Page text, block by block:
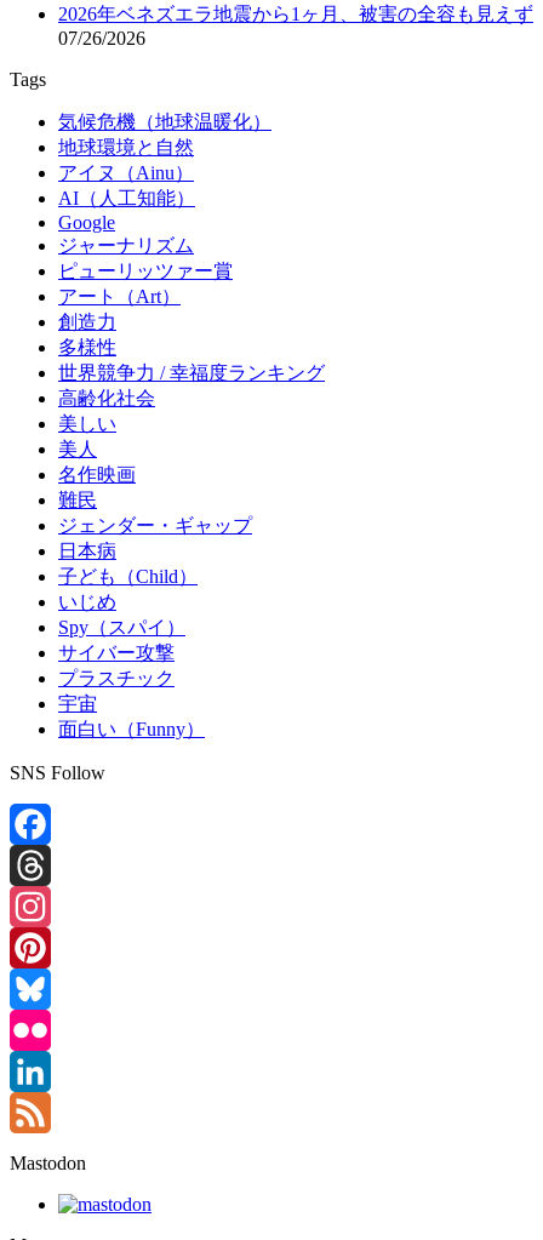
2026年ベネズエラ地震から1ヶ月、被害の全容も見えず
07/26/2026
Tags
気候危機（地球温暖化）
地球環境と自然
アイヌ（Ainu）
AI（人工知能）
Google
ジャーナリズム
ピューリッツァー賞
アート（Art）
創造力
多様性
世界競争力 / 幸福度ランキング
高齢化社会
美しい
美人
名作映画
難民
ジェンダー・ギャップ
日本病
子ども（Child）
いじめ
Spy（スパイ）
サイバー攻撃
プラスチック
宇宙
面白い（Funny）
SNS Follow
Facebook
Threads
Instagram
Pinterest
Bluesky
Flickr
LinkedIn
Feed
Mastodon